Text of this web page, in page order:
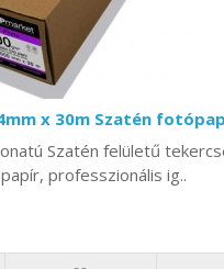
x 30m Szatén
Szatén felületű
professzionális ig..